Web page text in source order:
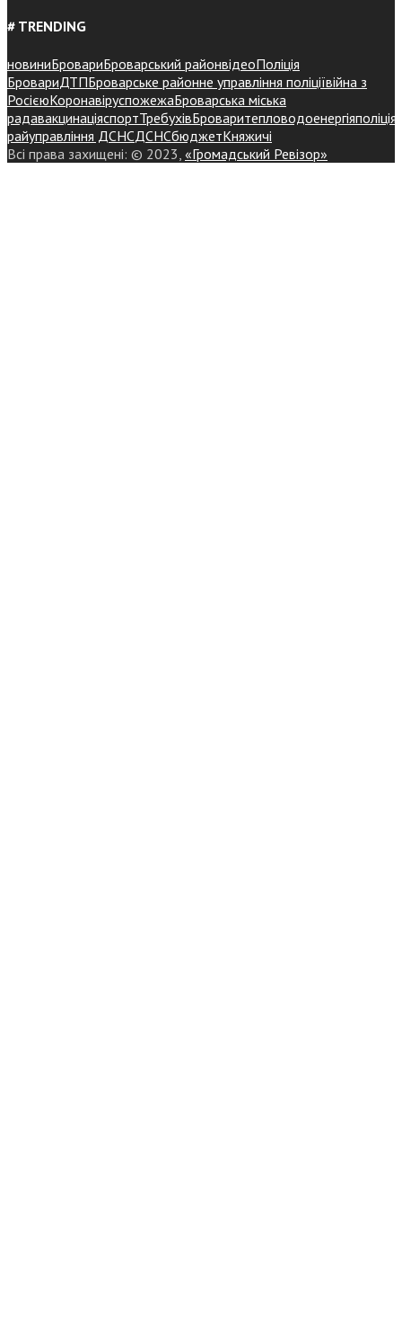
# TRENDING
новиниБровариБроварський районвідеоПоліція
БровариДТПБроварське районне управління поліціївійна з
РосієюКоронавіруспожежаБроварська міська
радавакцинаціяспортТребухівБроваритепловодоенергіяполіція
райуправління ДСНСДСНСбюджетКняжичі
Всі права захищені: © 2023, «Громадський Ревізор»